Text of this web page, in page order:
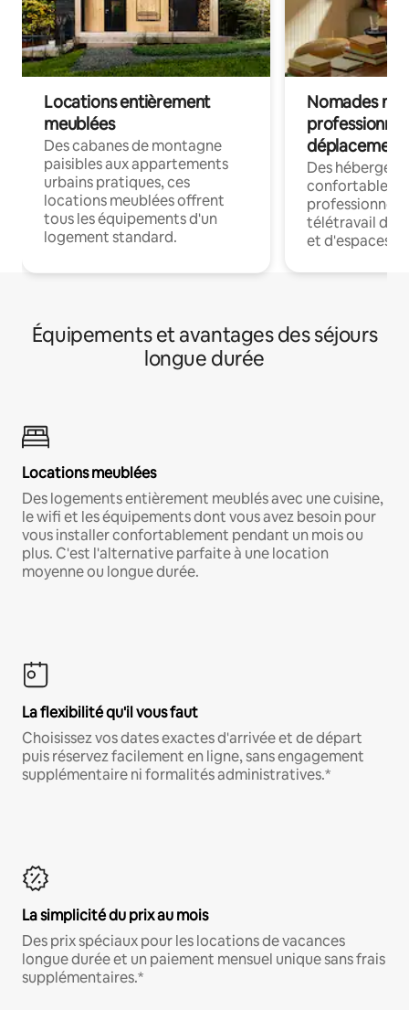
Locations entièrement
meublées
Des cabanes de montagne
paisibles aux appartements
urbains pratiques, ces
locations meublées offrent
tous les équipements d'un
logement standard.
Nomades
déplacement
Des
confortables
professionnels
télétravail
et d'espaces
Équipements et avantages des séjours
longue durée
Locations meublées
Des logements entièrement meublés avec une cuisine,
le wifi et les équipements dont vous avez besoin pour
vous installer confortablement pendant un mois ou
plus. C'est l'alternative parfaite à une location
moyenne ou longue durée.
La flexibilité qu'il vous faut
Choisissez vos dates exactes d'arrivée et de départ
puis réservez facilement en ligne, sans engagement
supplémentaire ni formalités administratives.*
La simplicité du prix au mois
Des prix spéciaux pour les locations de vacances
longue durée et un paiement mensuel unique sans frais
supplémentaires.*